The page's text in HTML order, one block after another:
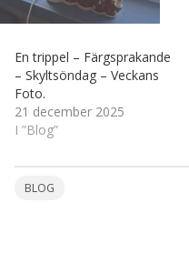
En trippel – Färgsprakande
– Skyltsöndag – Veckans
Foto.
21 december 2025
I ”Blog”
BLOG